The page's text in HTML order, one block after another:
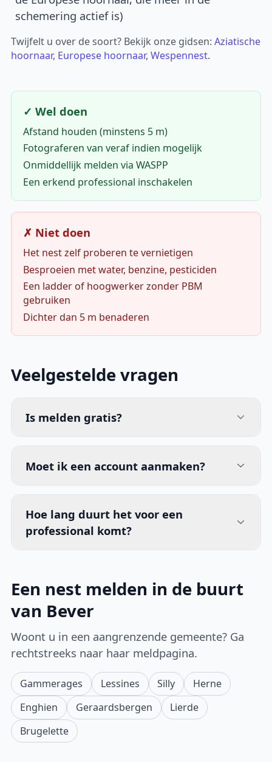
schemering actief is)
Twijfelt u over de soort? Bekijk onze gidsen:Aziatische
hoornaar, Europese hoornaar,Wespennest.
✓ Wel doen
Afstand houden (minstens 5 m)
Fotograferen van veraf indien mogelijk
Onmiddellijk melden via WASPP
Een erkend professional inschakelen
✗ Niet doen
Het nest zelf proberen te vernietigen
Besproeien met water, benzine, pesticiden
Een ladder of hoogwerker zonder PBM
gebruiken
Dichter dan 5 m benaderen
Veelgestelde vragen
Is melden gratis?
Moet ik een account aanmaken?
Hoe lang duurt het voor een
professional komt?
Een nest melden in de buurt
van Bever
Woont u in een aangrenzende gemeente? Ga
rechtstreeks naar haar meldpagina.
Gammerages Lessines Silly
Herne
Enghien
Geraardsbergen
Lierde
Brugelette